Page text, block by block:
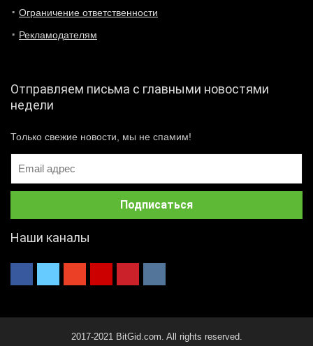
Ограничение ответственности
Рекламодателям
Отправляем письма с главными новостями
недели
Только свежие новости, мы не спамим!
Наши каналы
2017-2021 BitGid.com. All rights reserved.